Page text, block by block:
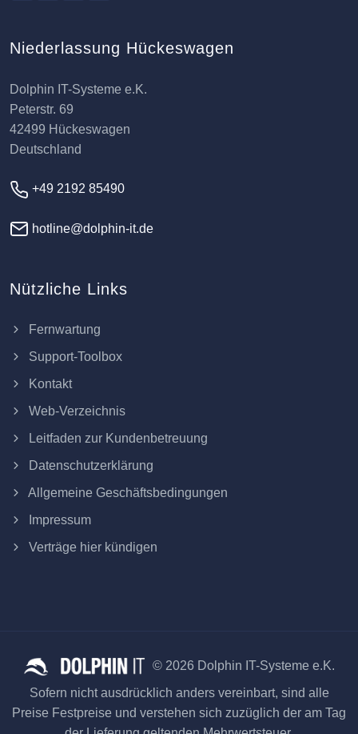
Niederlassung Hückeswagen
Dolphin IT-Systeme e.K.
Peterstr. 69
42499 Hückeswagen
Deutschland
+49 2192 85490
hotline@dolphin-it.de
Nützliche Links
Fernwartung
Support-Toolbox
Kontakt
Web-Verzeichnis
Leitfaden zur Kundenbetreuung
Datenschutzerklärung
Allgemeine Geschäftsbedingungen
Impressum
Verträge hier kündigen
© 2026 Dolphin IT-Systeme e.K.
Sofern nicht ausdrücklich anders vereinbart, sind alle
Preise Festpreise und verstehen sich zuzüglich der am Tag